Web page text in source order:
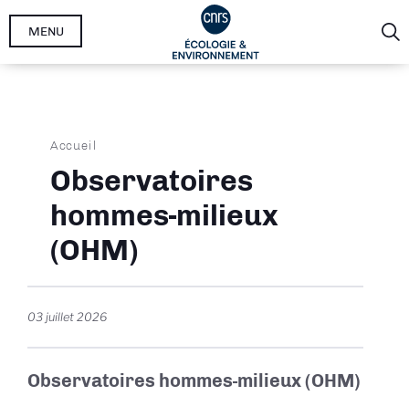
Aller
MENU
Fil
d'Ariane
Accueil
Observatoires
hommes-milieux
(OHM)
03 juillet 2026
Observatoires hommes-milieux (OHM)